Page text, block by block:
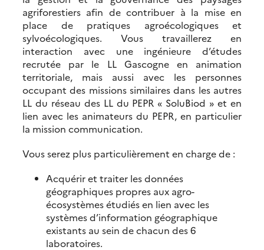
agriforestiers afin de contribuer à la mise en
place de pratiques agroécologiques et
sylvoécologiques. Vous travaillerez en
interaction avec une ingénieure d’études
recrutée par le LL Gascogne en animation
territoriale, mais aussi avec les personnes
occupant des missions similaires dans les autres
LL du réseau des LL du PEPR « SoluBiod » et en
lien avec les animateurs du PEPR, en particulier
la mission communication.
Vous serez plus particulièrement en charge de :
Acquérir et traiter les données
géographiques propres aux agro-
écosystèmes étudiés en lien avec les
systèmes d’information géographique
existants au sein de chacun des 6
laboratoires.